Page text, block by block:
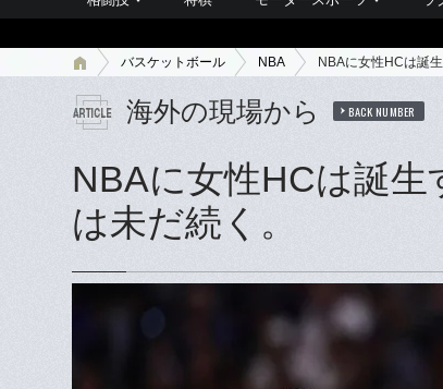
バスケットボール NBA NBAに女性HCは誕
海外の現場から BACK NUMBER
NBAに女性HCは誕
は未だ続く。